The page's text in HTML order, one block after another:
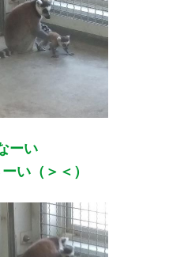
ーい
い（＞＜）